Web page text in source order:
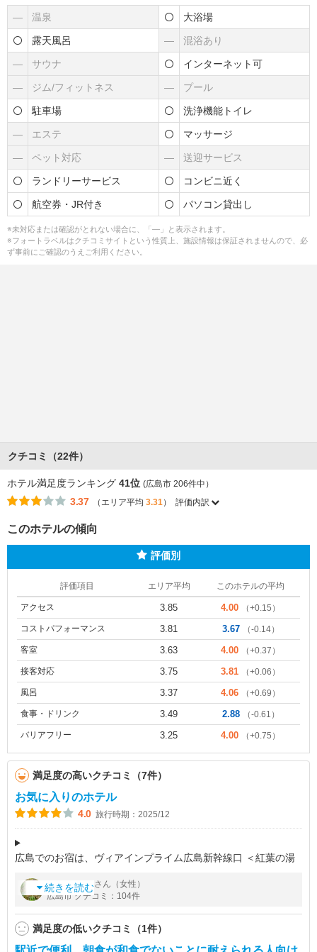
― 温泉 大浴場
露天風呂 ― 混浴あり
― サウナ インターネット可
― ジム/フィットネス ― プール
駐車場 洗浄機能トイレ
― エステ マッサージ
― ペット対応 ― 送迎サービス
ランドリーサービス コンビニ近く
航空券・JR付き パソコン貸出し
※未対応または確認がとれない場合に、「―」と表示されます。
※フォートラベルはクチコミサイトという性質上、施設情報は保証されませんので、必
ず事前にご確認のうえご利用ください。
クチコミ（22件）
ホテル満足度ランキング 41位 (広島市 206件中）
3.37 （エリア平均 3.31） 評価内訳
このホテルの傾向
評価別
評価項目 エリア平均 このホテルの平均
アクセス 3.85 4.00 （+0.15）
コストパフォーマンス 3.81 3.67 （-0.14）
客室 3.63 4.00 （+0.37）
接客対応 3.75 3.81 （+0.06）
風呂 3.37 4.06 （+0.69）
食事・ドリンク 3.49 2.88 （-0.61）
バリアフリー 3.25 4.00 （+0.75）
満足度の高いクチコミ（7件）
お気に入りのホテル
4.0 旅行時期：2025/12
広島でのお宿は、ヴィアインプライム広島新幹線口 ＜紅葉の湯
お気に入りのホテルで、2度目の訪問です。
JR広島駅から徒歩3分と駅に近く、どこに行くにも便利な立地で
す。
綺麗なホテルで、気持ち
続きを読む
by夏ミカン さん（女性）
広島市 クチコミ：104件
満足度の低いクチコミ（1件）